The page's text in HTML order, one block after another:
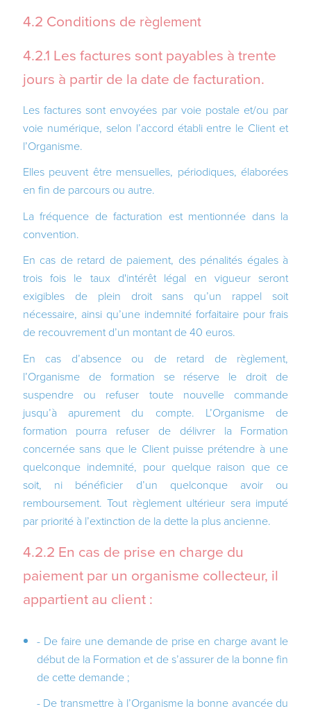
4.2 Conditions de règlement
4.2.1 Les factures sont payables à trente
jours à partir de la date de facturation.
Les factures sont envoyées par voie postale et/ou par
voie numérique, selon l’accord établi entre le Client et
l’Organisme.
Elles peuvent être mensuelles, périodiques, élaborées
en fin de parcours ou autre.
La fréquence de facturation est mentionnée dans la
convention.
En cas de retard de paiement, des pénalités égales à
trois fois le taux d'intérêt légal en vigueur seront
exigibles de plein droit sans qu’un rappel soit
nécessaire, ainsi qu’une indemnité forfaitaire pour frais
de recouvrement d’un montant de 40 euros.
En cas d’absence ou de retard de règlement,
l’Organisme de formation se réserve le droit de
suspendre ou refuser toute nouvelle commande
jusqu’à apurement du compte. L’Organisme de
formation pourra refuser de délivrer la Formation
concernée sans que le Client puisse prétendre à une
quelconque indemnité, pour quelque raison que ce
soit, ni bénéficier d’un quelconque avoir ou
remboursement. Tout règlement ultérieur sera imputé
par priorité à l’extinction de la dette la plus ancienne.
4.2.2 En cas de prise en charge du
paiement par un organisme collecteur, il
appartient au client :
- De faire une demande de prise en charge avant le
début de la Formation et de s’assurer de la bonne fin
de cette demande ;
- De transmettre à l’Organisme la bonne avancée du